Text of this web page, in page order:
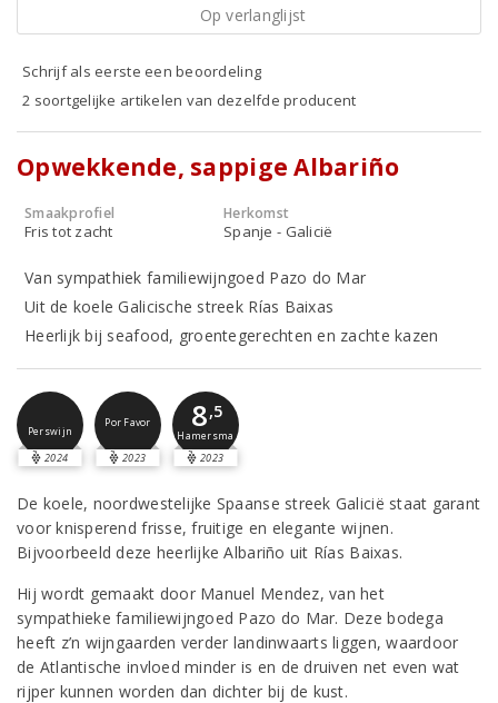
Op verlanglijst
Schrijf als eerste een beoordeling
2 soortgelijke artikelen van dezelfde producent
Opwekkende, sappige Albariño
Smaakprofiel
Fris tot zacht
Herkomst
Spanje - Galicië
Van sympathiek familiewijngoed Pazo do Mar
Uit de koele Galicische streek Rías Baixas
Heerlijk bij seafood, groentegerechten en zachte kazen
Perswijn
2024
Por Favor
2023
8,5
Hamersma
2023
De koele, noordwestelijke Spaanse streek Galicië staat garant
voor knisperend frisse, fruitige en elegante wijnen.
Bijvoorbeeld deze heerlijke Albariño uit Rías Baixas.
Hij wordt gemaakt door Manuel Mendez, van het
sympathieke familiewijngoed Pazo do Mar. Deze bodega
heeft z’n wijngaarden verder landinwaarts liggen, waardoor
de Atlantische invloed minder is en de druiven net even wat
rijper kunnen worden dan dichter bij de kust.